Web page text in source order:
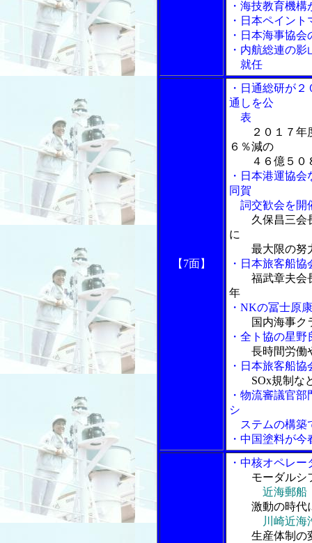
・海技教育機
・日本ペイン
・日本海事協
・内航総連の影
就任
【7面】
・日通総研が
通しを公
表
２０１７
６％減の
４６億５０
・日本港運協
同賀
詞交歓会を開
久保昌三会
に
最大限の努
・日本旅客船
福武章夫会
年
・NKの冨士原
国内海事ク
・全ト協の星
長時間労働
・日本旅客船
SOx規制な
・物流審議官
シ
ステムの構築
・中国塗料が
・中核オペレ
モーダルシ
近海郵
激動の時代に
川崎近
生産体制の